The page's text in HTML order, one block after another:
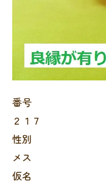
番号
２１７
性別
メス
仮名